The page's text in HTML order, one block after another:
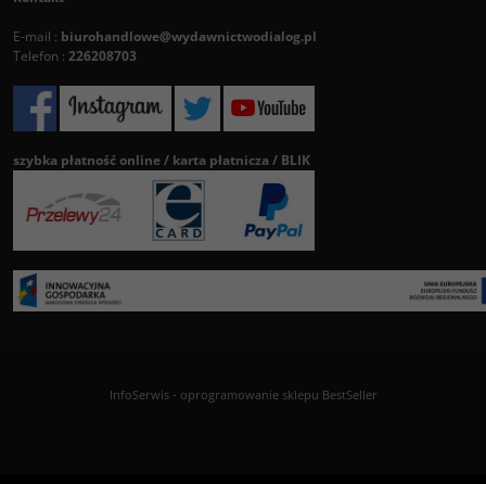
E-mail : biurohandlowe@wydawnictwodialog.pl
Telefon : 226208703
szybka płatność online / karta płatnicza / BLIK
InfoSerwis- oprogramowanie sklepu BestSeller